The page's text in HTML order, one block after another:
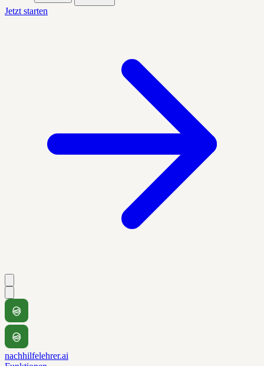
Jetzt starten
nachhilfelehrer.ai